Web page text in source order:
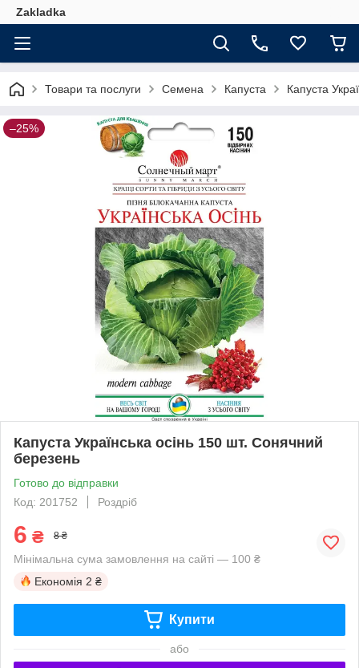
Zakladka
Товари та послуги Семена Капуста Капуста
–25%
Капуста Українська осінь 150 шт. Сонячний
березень
Готово до відправки
Код: 201752
Роздріб
6 ₴ 8 ₴
Мінімальна сума замовлення на сайті — 100 ₴
Економія 2 ₴
Купити
або